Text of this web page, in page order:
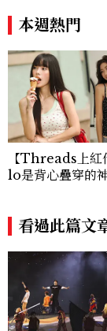
讓敵人成為朋友。
本週熱門
【Threads上
lo是背心疊穿的
看過此篇文